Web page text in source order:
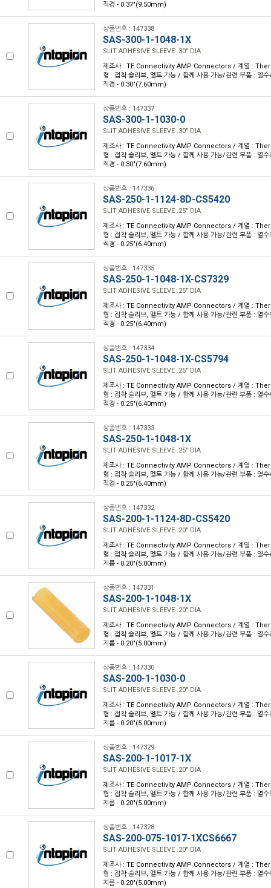
직경 - 0.37"(9.50mm)
상품번호 : 147338
SAS-300-1-1048-1X
SLIT ADHESIVE SLEEVE .30" DIA
제조사 : TE Connectivity AMP Connectors / 계열 :
형 : 접착 슬리브, 멜트 가능 / 함께 사용 가능/관련 부품 : 열
직경 - 0.30"(7.60mm)
상품번호 : 147337
SAS-300-1-1030-0
SLIT ADHESIVE SLEEVE .30" DIA
제조사 : TE Connectivity AMP Connectors / 계열 :
형 : 접착 슬리브, 멜트 가능 / 함께 사용 가능/관련 부품 : 열
직경 - 0.30"(7.60mm)
상품번호 : 147336
SAS-250-1-1124-8D-CS5420
SLIT ADHESIVE SLEEVE .25" DIA
제조사 : TE Connectivity AMP Connectors / 계열 :
형 : 접착 슬리브, 멜트 가능 / 함께 사용 가능/관련 부품 : 열
직경 - 0.25"(6.40mm)
상품번호 : 147335
SAS-250-1-1048-1X-CS7329
SLIT ADHESIVE SLEEVE .25" DIA
제조사 : TE Connectivity AMP Connectors / 계열 :
형 : 접착 슬리브, 멜트 가능 / 함께 사용 가능/관련 부품 : 열
직경 - 0.25"(6.40mm)
상품번호 : 147334
SAS-250-1-1048-1X-CS5794
SLIT ADHESIVE SLEEVE .25" DIA
제조사 : TE Connectivity AMP Connectors / 계열 :
형 : 접착 슬리브, 멜트 가능 / 함께 사용 가능/관련 부품 : 열
직경 - 0.25"(6.40mm)
상품번호 : 147333
SAS-250-1-1048-1X
SLIT ADHESIVE SLEEVE .25" DIA
제조사 : TE Connectivity AMP Connectors / 계열 :
형 : 접착 슬리브, 멜트 가능 / 함께 사용 가능/관련 부품 : 열
직경 - 0.25"(6.40mm)
상품번호 : 147332
SAS-200-1-1124-8D-CS5420
SLIT ADHESIVE SLEEVE .20" DIA
제조사 : TE Connectivity AMP Connectors / 계열 :
형 : 접착 슬리브, 멜트 가능 / 함께 사용 가능/관련 부품 : 열
지름 - 0.20"(5.00mm)
상품번호 : 147331
SAS-200-1-1048-1X
SLIT ADHESIVE SLEEVE .20" DIA
제조사 : TE Connectivity AMP Connectors / 계열 :
형 : 접착 슬리브, 멜트 가능 / 함께 사용 가능/관련 부품 : 열
지름 - 0.20"(5.00mm)
상품번호 : 147330
SAS-200-1-1030-0
SLIT ADHESIVE SLEEVE .20" DIA
제조사 : TE Connectivity AMP Connectors / 계열 :
형 : 접착 슬리브, 멜트 가능 / 함께 사용 가능/관련 부품 : 열
지름 - 0.20"(5.00mm)
상품번호 : 147329
SAS-200-1-1017-1X
SLIT ADHESIVE SLEEVE .20" DIA
제조사 : TE Connectivity AMP Connectors / 계열 :
형 : 접착 슬리브, 멜트 가능 / 함께 사용 가능/관련 부품 : 열
지름 - 0.20"(5.00mm)
상품번호 : 147328
SAS-200-075-1017-1XCS6667
SLIT ADHESIVE SLEEVE .20" DIA
제조사 : TE Connectivity AMP Connectors / 계열 :
형 : 접착 슬리브, 멜트 가능 / 함께 사용 가능/관련 부품 : 열
지름 - 0.20"(5.00mm)